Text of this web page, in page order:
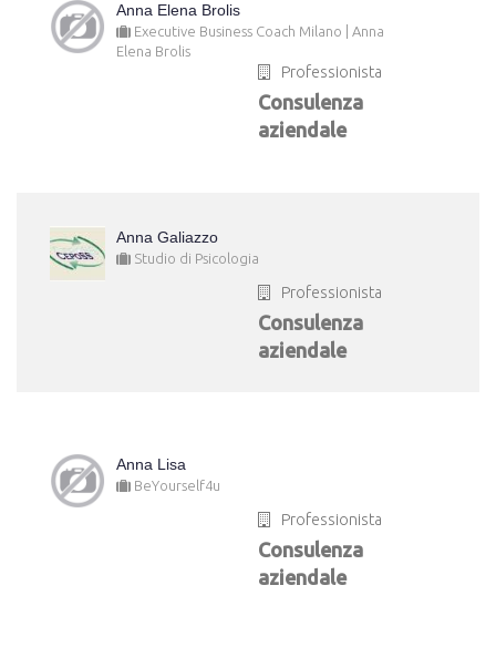
Anna Elena Brolis
Executive Business Coach Milano | Anna
Elena Brolis
Professionista
Consulenza
aziendale
Anna Galiazzo
Studio di Psicologia
Professionista
Consulenza
aziendale
Anna Lisa
BeYourself4u
Professionista
Consulenza
aziendale